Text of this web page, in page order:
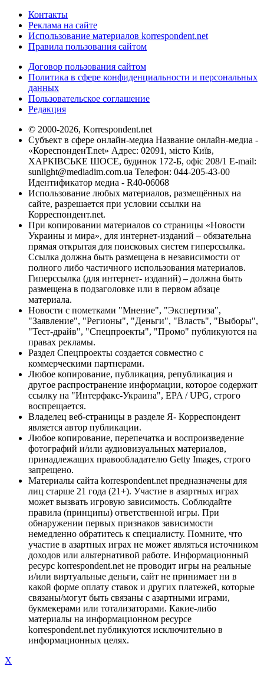
Контакты
Реклама на сайте
Использование материалов korrespondent.net
Правила пользования сайтом
Договор пользования сайтом
Политика в сфере конфиденциальности и персональных
данных
Пользовательское соглашение
Редакция
© 2000-2026, Korrespondent.net
Субъект в сфере онлайн-медиа Название онлайн-медиа -
«КореспонденТ.net» Адрес: 02091, місто Київ,
ХАРКІВСЬКЕ ШОСЕ, будинок 172-Б, офіс 208/1 E-mail:
sunlight@mediadim.com.ua Телефон: 044-205-43-00
Идентификатор медиа - R40-06068
Использование любых материалов, размещённых на
сайте, разрешается при условии ссылки на
Корреспондент.net.
При копировании материалов со страницы «Новости
Украины и мира», для интернет-изданий – обязательна
прямая открытая для поисковых систем гиперссылка.
Ссылка должна быть размещена в независимости от
полного либо частичного использования материалов.
Гиперссылка (для интернет- изданий) – должна быть
размещена в подзаголовке или в первом абзаце
материала.
Новости с пометками "Мнение", "Экспертиза",
"Заявление", "Регионы", "Деньги", "Власть", "Выборы",
"Тест-драйв", "Спецпроекты", "Промо" публикуются на
правах рекламы.
Раздел Спецпроекты создается совместно с
коммерческими партнерами.
Любое копирование, публикация, републикация и
другое распространение информации, которое содержит
ссылку на "Интерфакс-Украина", EPA / UPG, строго
воспрещается.
Владелец веб-страницы в разделе Я- Корреспондент
является автор публикации.
Любое копирование, перепечатка и воспроизведение
фотографий и/или аудиовизуальных материалов,
принадлежащих правообладателю Getty Images, строго
запрещено.
Материалы сайта korrespondent.net предназначены для
лиц старше 21 года (21+). Участие в азартных играх
может вызвать игровую зависимость. Соблюдайте
правила (принципы) ответственной игры. При
обнаружении первых признаков зависимости
немедленно обратитесь к специалисту. Помните, что
участие в азартных играх не может являться источником
доходов или альтернативой работе. Информационный
ресурс korrespondent.net не проводит игры на реальные
и/или виртуальные деньги, сайт не принимает ни в
какой форме оплату ставок и других платежей, которые
связаны/могут быть связаны с азартными играми,
букмекерами или тотализаторами. Какие-либо
материалы на информационном ресурсе
korrespondent.net публикуются исключительно в
информационных целях.
X